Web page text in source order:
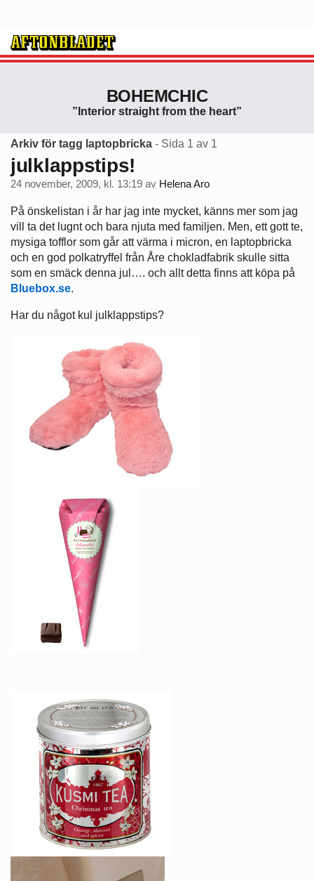
BOHEMCHIC
”Interior straight from the heart”
Arkiv för tagg laptopbricka - Sida 1 av 1
julklappstips!
24 november, 2009, kl. 13:19 av Helena Aro
På önskelistan i år har jag inte mycket, känns mer som jag
vill ta det lugnt och bara njuta med familjen. Men, ett gott te,
mysiga tofflor som går att värma i micron, en laptopbricka
och en god polkatryffel från Åre chokladfabrik skulle sitta
som en smäck denna jul…. och allt detta finns att köpa på
Bluebox.se.
Har du något kul julklappstips?